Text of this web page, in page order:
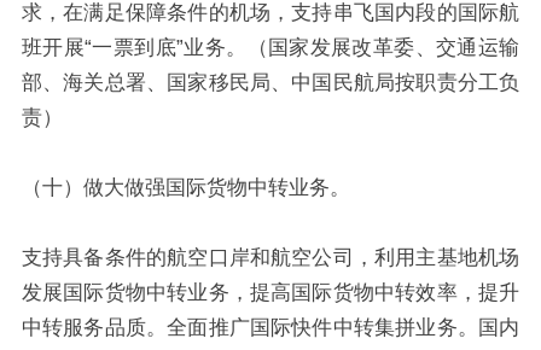
求，在满足保障条件的机场，支持串飞国内段的国际航
班开展“一票到底”业务。（国家发展改革委、交通运输
部、海关总署、国家移民局、中国民航局按职责分工负
责）
（十）做大做强国际货物中转业务。
支持具备条件的航空口岸和航空公司，利用主基地机场
发展国际货物中转业务，提高国际货物中转效率，提升
中转服务品质。全面推广国际快件中转集拼业务。国内